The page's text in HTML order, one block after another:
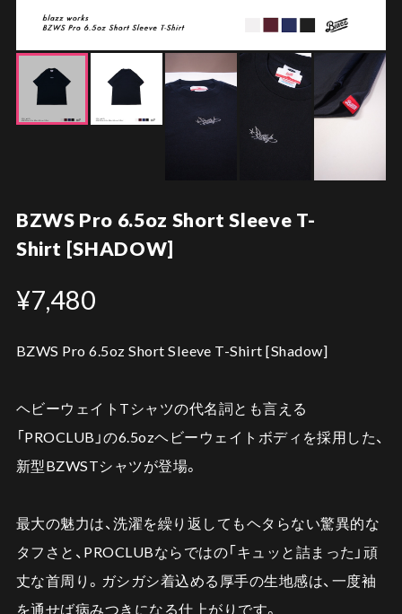
BZWS Pro 6.5oz Short Sleeve T-
Shirt [SHADOW]
¥7,480
BZWS Pro 6.5oz Short Sleeve T-Shirt [Shadow]
ヘビーウェイトTシャツの代名詞とも言える
「PROCLUB」の6.5ozヘビーウェイトボディを採用した、
新型BZWSTシャツが登場。
最大の魅力は、洗濯を繰り返してもヘタらない驚異的な
タフさと、PROCLUBならではの「キュッと詰まった」頑
丈な首周り。ガシガシ着込める厚手の生地感は、一度袖
を通せば病みつきになる仕上がりです。